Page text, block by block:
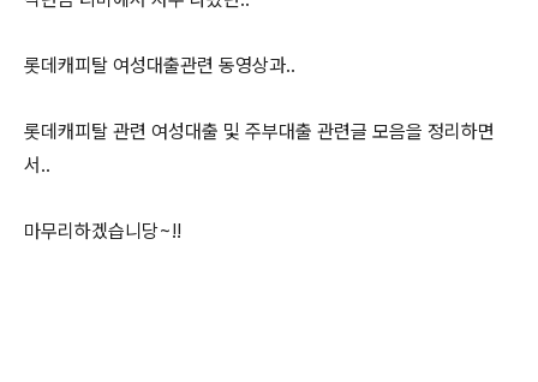
롯데캐피탈 여성대출관련 동영상과..
롯데캐피탈 관련 여성대출 및 주부대출 관련글 모음을 정리하면
서..
마무리하겠습니당~!!